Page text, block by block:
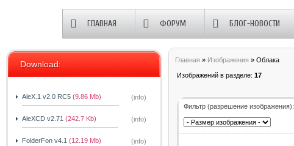
ГЛАВНАЯ ФОРУМ БЛОГ-НОВОСТИ
Download:
AleX.1 v2.0 RC5 (9.86 Mb) (info)
AleXCD v2.71 (242.7 Kb) (info)
FolderFon v4.1 (12.19 Mb) (info)
Главная » Изображения » Облака
Изображений в разделе: 17
Фильтр (разрешение изображения):